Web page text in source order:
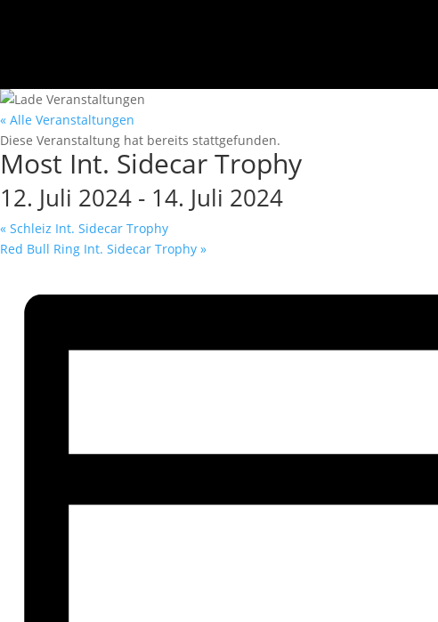
« Alle Veranstaltungen
Diese Veranstaltung hat bereits stattgefunden.
Most Int. Sidecar Trophy
12. Juli 2024 - 14. Juli 2024
« Schleiz Int. Sidecar Trophy
Red Bull Ring Int. Sidecar Trophy »